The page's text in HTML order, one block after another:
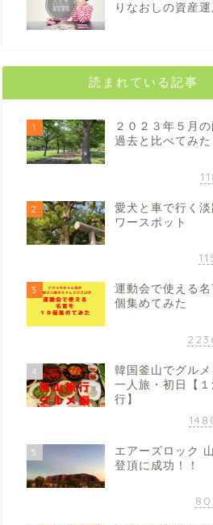
りなおしの資産運
読まれている記事
1
２０２３年５月
過去と比べてみた
2
愛犬と車で行く
ワースポット
3
運動会で使える名
個集めてみた
4
韓国釜山でグル
一人旅・初日【
行】
5
エアーズロック
登頂に成功！！